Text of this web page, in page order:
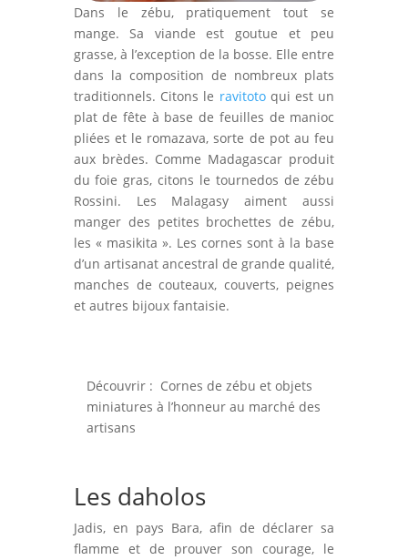
Dans le zébu, pratiquement tout se
mange. Sa viande est goutue et peu
grasse, à l’exception de la bosse. Elle entre
dans la composition de nombreux plats
traditionnels. Citons le ravitotoqui est un
plat de fête à base de feuilles de manioc
pliées et le romazava, sorte de pot au feu
aux brèdes. Comme Madagascar produit
du foie gras, citons le tournedos de zébu
Rossini. Les Malagasy aiment aussi
manger des petites brochettes de zébu,
les « masikita ». Les cornes sont à la base
d’un artisanat ancestral de grande qualité,
manches de couteaux, couverts, peignes
et autres bijoux fantaisie.
Découvrir : Cornes de zébu et objets
miniatures à l’honneur au marché des
artisans
Les daholos
Jadis, en pays Bara, afin de déclarer sa
flamme et de prouver son courage, le